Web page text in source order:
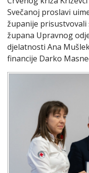
Svečanoj proslavi
županije
župana Upravnog
djelatnosti Ana
financije Darko